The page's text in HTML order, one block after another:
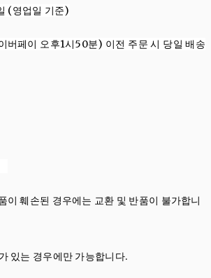
(영업일 기준)
페이 오후1시50분) 이전 주문 시 당일 배송
이 훼손된 경우에는 교환 및 반품이 불가합니
있는 경우에만 가능합니다.